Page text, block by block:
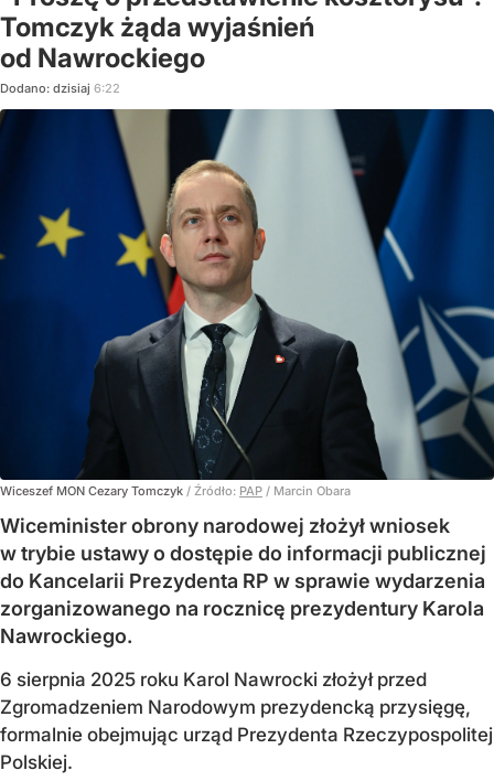
Tomczyk żąda wyjaśnień
od Nawrockiego
Dodano: dzisiaj 6:22
Wiceszef MON Cezary Tomczyk / Źródło: PAP / Marcin Obara
Wiceminister obrony narodowej złożył wniosek
w trybie ustawy o dostępie do informacji publicznej
do Kancelarii Prezydenta RP w sprawie wydarzenia
zorganizowanego na rocznicę prezydentury Karola
Nawrockiego.
6 sierpnia 2025 roku Karol Nawrocki złożył przed
Zgromadzeniem Narodowym prezydencką przysięgę,
formalnie obejmując urząd Prezydenta Rzeczypospolitej
Polskiej.